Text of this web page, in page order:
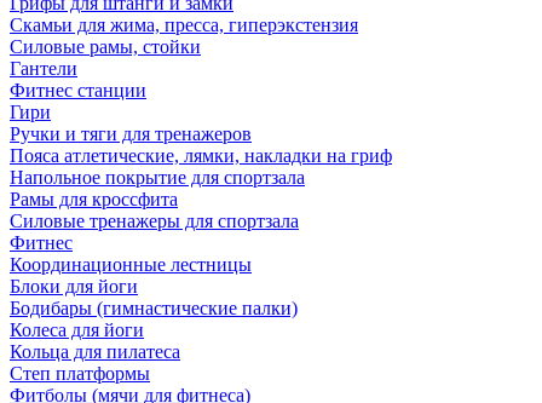
Скамьи для жима, пресса, гиперэкстензия
Силовые рамы, стойки
Гантели
Фитнес станции
Гири
Ручки и тяги для тренажеров
Пояса атлетические, лямки, накладки на гриф
Напольное покрытие для спортзала
Рамы для кроссфита
Силовые тренажеры для спортзала
Фитнес
Координационные лестницы
Блоки для йоги
Бодибары (гимнастические палки)
Колеса для йоги
Кольца для пилатеса
Степ платформы
Фитболы (мячи для фитнеса)